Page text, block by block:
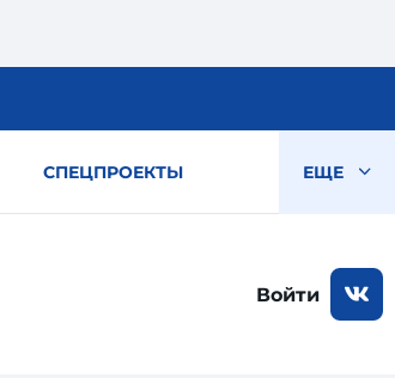
СПЕЦПРОЕКТЫ ЕЩЕ
Войти